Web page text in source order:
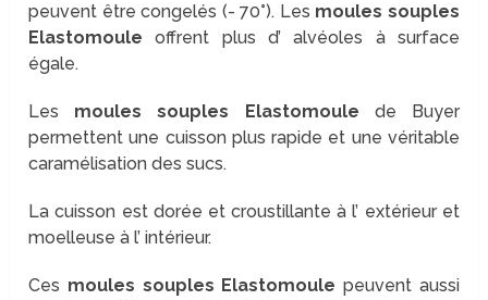
peuvent être congelés (- 70°). Les moules souples
Elastomoule offrent plus d’ alvéoles à surface
égale.
Les moules souples Elastomoule de Buyer
permettent une cuisson plus rapide et une véritable
caramélisation des sucs.
La cuisson est dorée et croustillante à l’ extérieur et
moelleuse à l’ intérieur.
Ces moules souples Elastomoule peuvent aussi